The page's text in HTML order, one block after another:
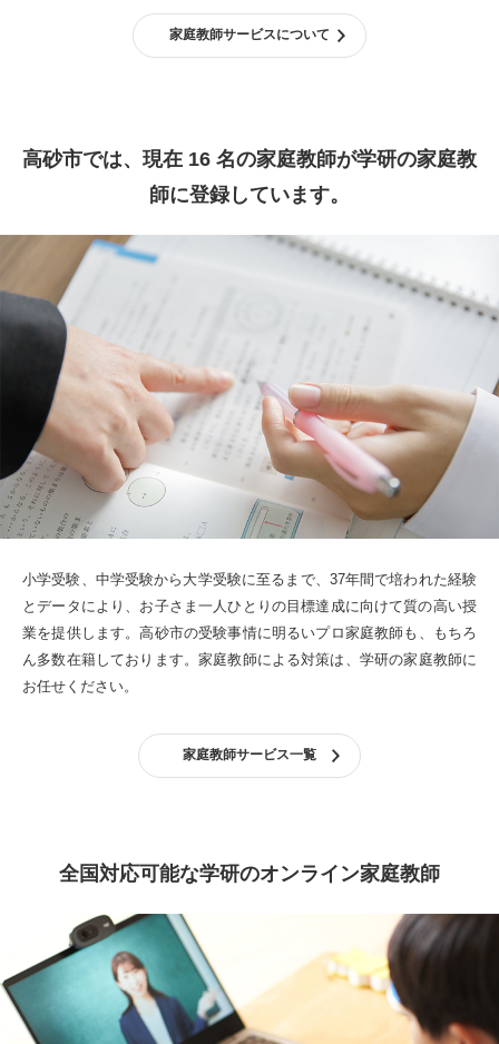
家庭教師サービスについて
高砂市では、現在 16 名の家庭教師が学研の家庭教
師に登録しています。
小学受験、中学受験から大学受験に至るまで、37年間で培われた経験
とデータにより、お子さま一人ひとりの目標達成に向けて質の高い授
業を提供します。高砂市の受験事情に明るいプロ家庭教師も、もちろ
ん多数在籍しております。 家庭教師による対策は、学研の家庭教師に
お任せください。
家庭教師サービス一覧
全国対応可能な学研のオンライン家庭教師